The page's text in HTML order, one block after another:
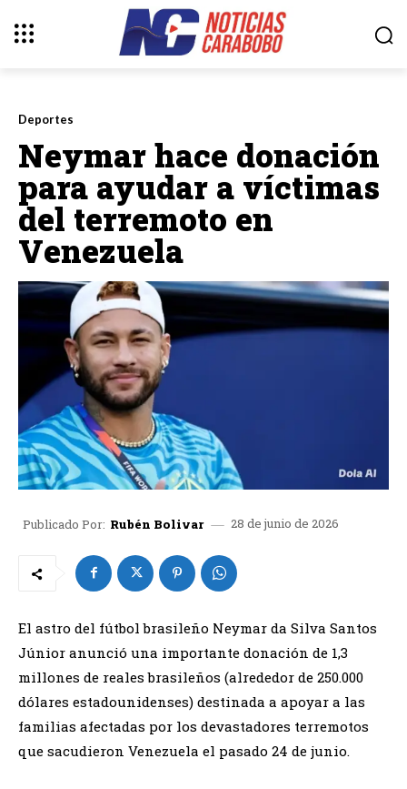
Deportes
Neymar hace donación
para ayudar a víctimas
del terremoto en
Venezuela
Publicado Por: Rubén Bolivar 28 de junio de 2026
El astro del fútbol brasileño Neymar da Silva Santos
Júnior anunció una importante donación de 1,3
millones de reales brasileños (alrededor de 250.000
dólares estadounidenses) destinada a apoyar a las
familias afectadas por los devastadores terremotos
que sacudieron Venezuela el pasado 24 de junio.